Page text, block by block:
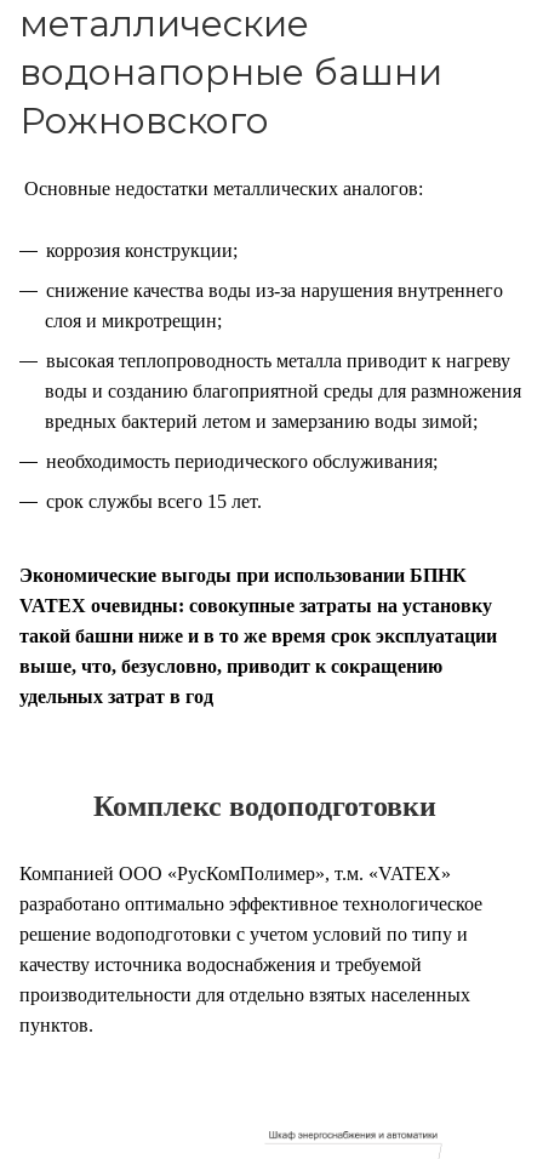
металлические
водонапорные башни
Рожновского
Основные недостатки металлических аналогов:
коррозия конструкции;
снижение качества воды из-за нарушения внутреннего
слоя и микротрещин;
высокая теплопроводность металла приводит к нагреву
воды и созданию благоприятной среды для размножения
вредных бактерий летом и замерзанию воды зимой;
необходимость периодического обслуживания;
срок службы всего 15 лет.
Экономические выгоды при использовании БПНК
VATEX очевидны: совокупные затраты на установку
такой башни ниже и в то же время срок эксплуатации
выше, что, безусловно, приводит к сокращению
удельных затрат в год
Комплекс водоподготовки
Компанией ООО «РусКомПолимер», т.м. «VATEX»
разработано оптимально эффективное технологическое
решение водоподготовки с учетом условий по типу и
качеству источника водоснабжения и требуемой
производительности для отдельно взятых населенных
пунктов.